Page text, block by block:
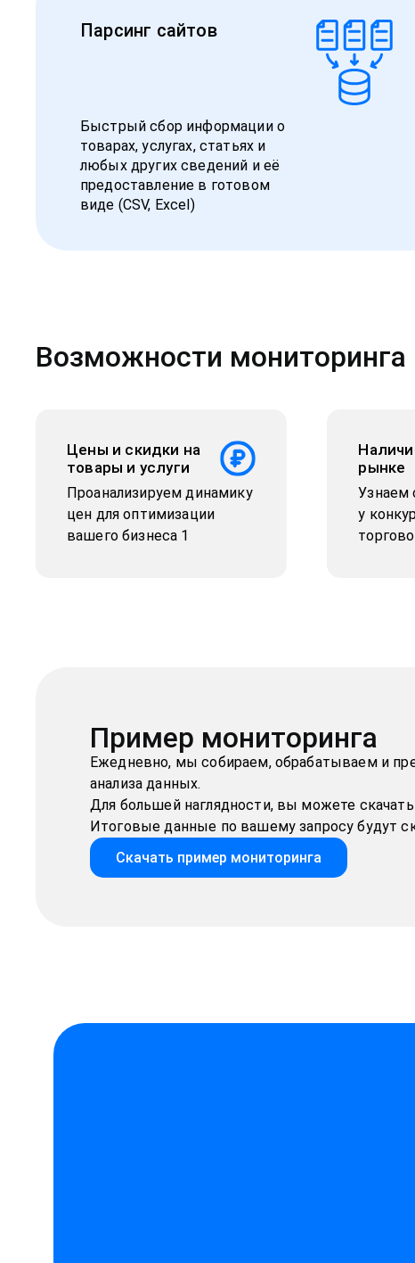
Парсинг сайтов
Быстрый сбор информации о
товарах, услугах, статьях и
любых других сведений и её
предоставление в готовом
виде (CSV, Excel)
Возможности мониторинга
Цены и скидки на
товары и услуги
Проанализируем динамику
цен для оптимизации
вашего бизнеса 1
рынке
Узнаем
у
Пример мониторинга
Ежедневно, мы собираем, обрабатываем и
анализа данных.
Для большей наглядности, вы можете
Итоговые данные по вашему запросу будут
Скачать пример мониторинга